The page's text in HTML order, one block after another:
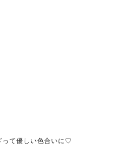
って優しい色合いに♡